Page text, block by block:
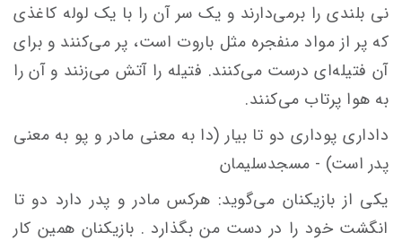
نى بلندى را برمى‌دارند و یک سر آن را با یک لوله کاغذى
که پر از مواد منفجره مثل باروت است، پر مى‌کنند و براى
آن فتیله‌اى درست مى‌کنند. فتیله را آتش مى‌زنند و آن را
به هوا پرتاب مى‌کنند.
دادارى پودارى دو تا بیار (دا به معنى مادر و پو به معنى
پدر است) - مسجدسلیمان
یکى از بازیکنان مى‌گوید: هرکس مادر و پدر دارد دو تا
انگشت خود را در دست من بگذارد . بازیکنان همین کار